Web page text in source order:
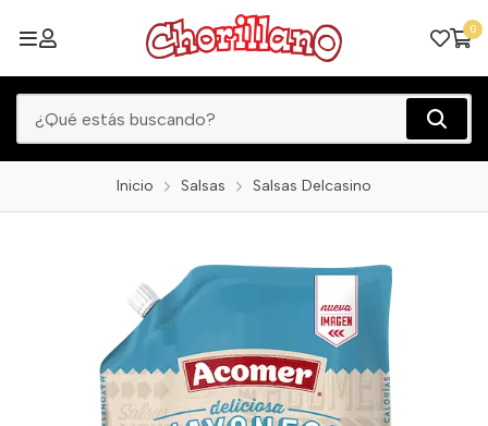
0
Inicio Salsas Salsas Delcasino